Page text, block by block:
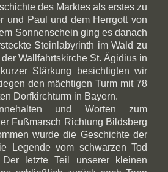
des Marktes als erstes zu
und Paul und dem Herrgott von
Sonnenschein ging es danach
Steinlabyrinth im Wald zu
Wallfahrtskirche St. Ägidius in
Stärkung besichtigten wir
den mächtigen Turm mit 78
Dorfkirchturm in Bayern.
und Worten zum
Fußmarsch Richtung Bildsberg
wurde die Geschichte der
Legende vom schwarzen Tod
letzte Teil unserer kleinen